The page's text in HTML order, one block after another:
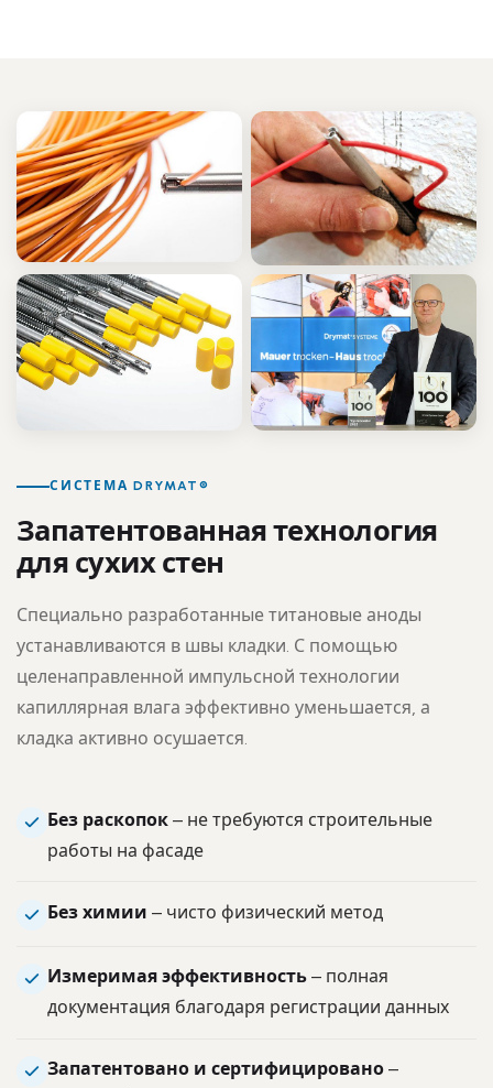
СИСТЕМА DRYMAT®
Запатентованная технология
для сухих стен
Специально разработанные титановые аноды
устанавливаются в швы кладки. С помощью
целенаправленной импульсной технологии
капиллярная влага эффективно уменьшается, а
кладка активно осушается.
Без раскопок – не требуются строительные
работы на фасаде
Без химии – чисто физический метод
Измеримая эффективность – полная
документация благодаря регистрации данных
Запатентовано и сертифицировано –